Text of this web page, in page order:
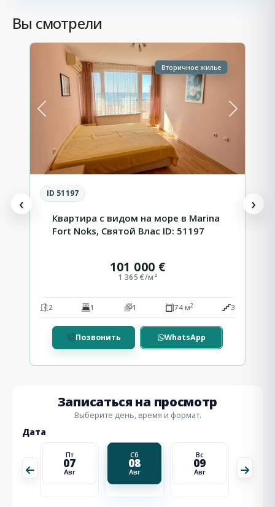
Вы смотрели
‹
12
Влас
Previous Next
Вторичное жилье
ID 51197
Квартира с видом на море в Marina
Fort Noks, Святой Влас ID: 51197
101 000 €
1 365 €/м²
2 1 1 74 м2 3
Позвонить WhatsApp
›
Записаться на просмотр
Выберите день, время и формат.
Дата
Пт
07
Авг
Сб
08
Авг
Вс
09
Авг